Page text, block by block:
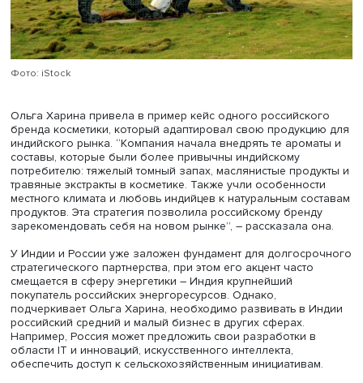
экономикой, где будут востребованы продукты питания
новые идеи для сельского хозяйства.
Еще один ключ к успеху продукта на новом рынке —
требованиям целевой аудитории. Индия - настоящая
контрастов, и здесь необходимо учитывать
потребительских предпочтений, которые могут
варьироваться от региона к региону.